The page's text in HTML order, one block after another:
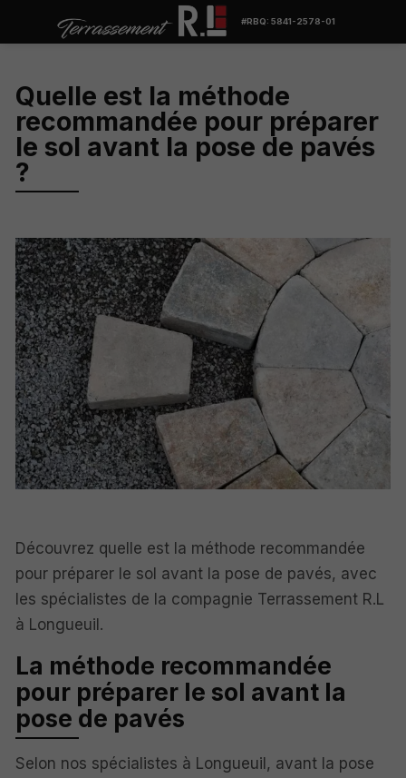
#RBQ: 5841-2578-01
Quelle est la méthode
recommandée pour préparer
le sol avant la pose de pavés
?
Découvrez quelle est la méthode recommandée
pour préparer le sol avant la pose de pavés, avec
les spécialistes de la compagnie Terrassement R.L
à Longueuil.
La méthode recommandée
pour préparer le sol avant la
pose de pavés
Selon nos spécialistes à Longueuil, avant la pose